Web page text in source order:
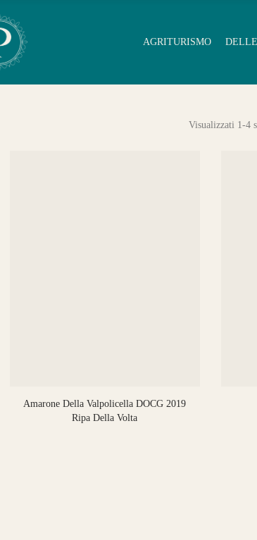
AGRITURISMO
Visualizzati 1-4
Amarone Della Valpolicella DOCG 2019
Ripa Della Volta